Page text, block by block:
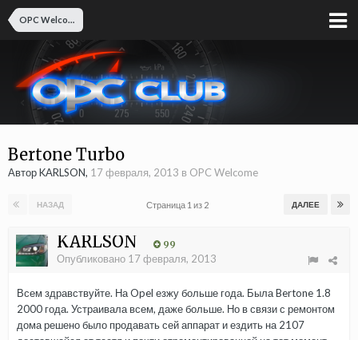
OPC Welcome
Bertone Turbo
Автор KARLSON, 17 февраля, 2013 в OPC Welcome
НАЗАД ДАЛЕЕ
Страница 1 из 2
KARLSON 99
Опубликовано 17 февраля, 2013
Всем здравствуйте. На Opel езжу больше года. Была Bertone 1.8
2000 года. Устраивала всем, даже больше. Но в связи с ремонтом
дома решено было продавать сей аппарат и ездить на 2107